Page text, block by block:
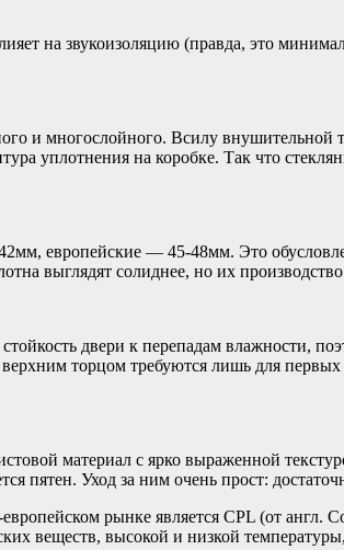
на звукоизоляцию (правда, это
и многослойного. Всилу
уплотнения на коробке. Так что
европейские — 45-48мм. Это
выглядят солиднее, но их
двери к перепадам влажности,
торцом требуются лишь для
материал с ярко выраженной
пятен. Уход за ним очень прост:
рынке является CPL (от англ.
веществ, высокой и низкой